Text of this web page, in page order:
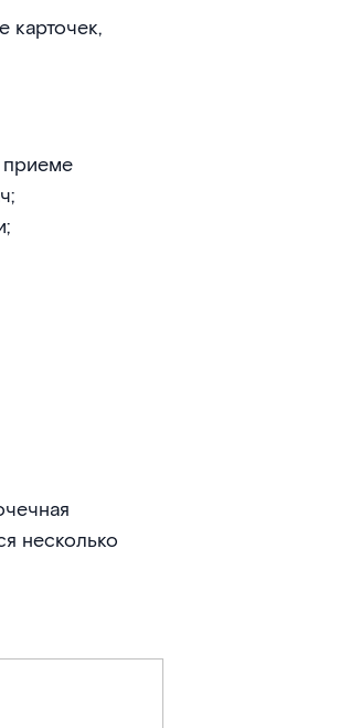
карточек,
приеме
несколько